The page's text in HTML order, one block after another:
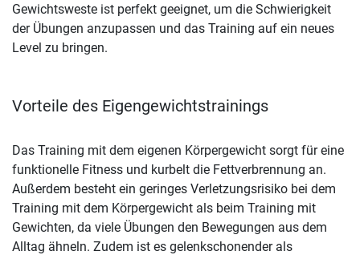
Gewichtsweste ist perfekt geeignet, um die Schwierigkeit
der Übungen anzupassen und das Training auf ein neues
Level zu bringen.
Vorteile des Eigengewichtstrainings
Das Training mit dem eigenen Körpergewicht sorgt für eine
funktionelle Fitness und kurbelt die Fettverbrennung an.
Außerdem besteht ein geringes Verletzungsrisiko bei dem
Training mit dem Körpergewicht als beim Training mit
Gewichten, da viele Übungen den Bewegungen aus dem
Alltag ähneln. Zudem ist es gelenkschonender als